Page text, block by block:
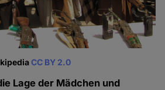
CC BY 2.0
Lage der Mädchen und